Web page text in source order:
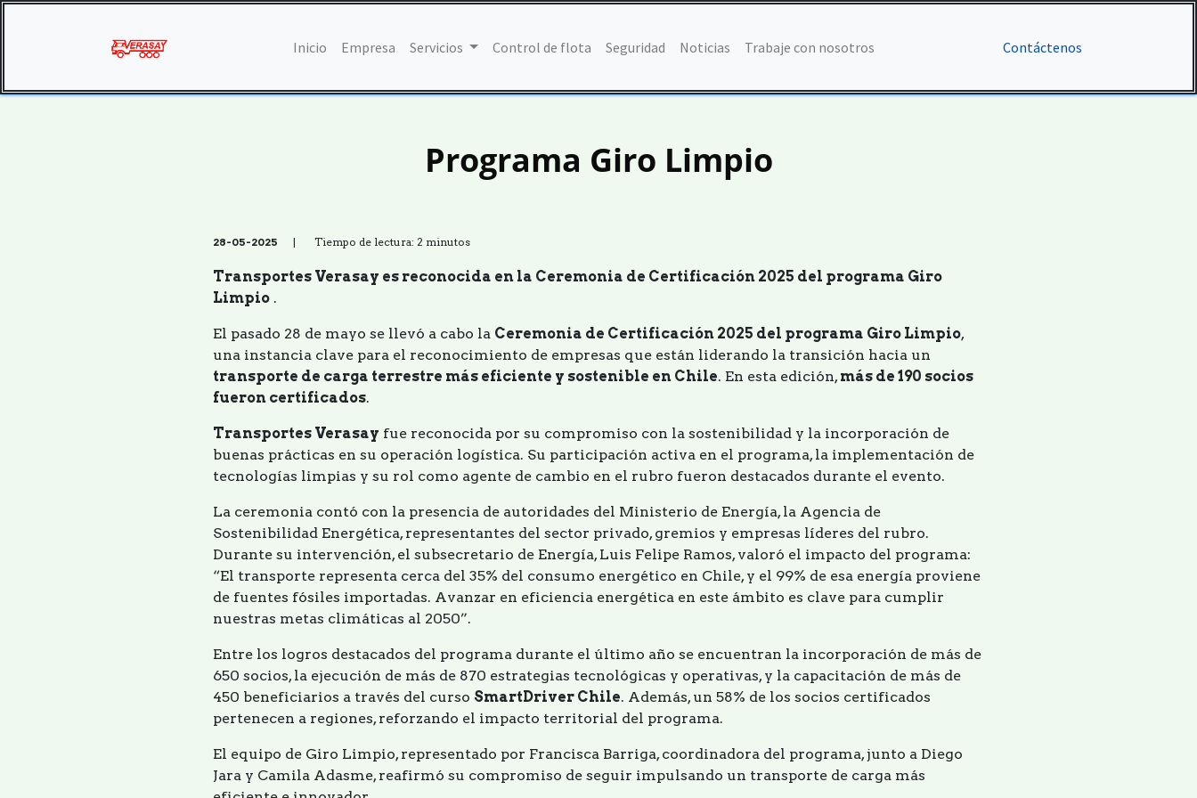
Inicio Empresa Servicios Control de flota Seguridad Noticias Trabaje con nosotros Contáctenos
Programa Giro Limpio
28-05-2025 | Tiempo de lectura: 2 minutos
Transportes Verasay es reconocida en la Ceremonia de Certificación 2025 del programa Giro
Limpio .
El pasado 28 de mayo se llevó a cabo la Ceremonia de Certificación 2025 del programa Giro Limpio,
una instancia clave para el reconocimiento de empresas que están liderando la transición hacia un
transporte de carga terrestre más eficiente y sostenible en Chile. En esta edición, más de 190 socios
fueron certificados.
Transportes Verasay fue reconocida por su compromiso con la sostenibilidad y la incorporación de
buenas prácticas en su operación logística. Su participación activa en el programa, la implementación de
tecnologías limpias y su rol como agente de cambio en el rubro fueron destacados durante el evento.
La ceremonia contó con la presencia de autoridades del Ministerio de Energía, la Agencia de
Sostenibilidad Energética, representantes del sector privado, gremios y empresas líderes del rubro.
Durante su intervención, el subsecretario de Energía, Luis Felipe Ramos, valoró el impacto del programa:
“El transporte representa cerca del 35% del consumo energético en Chile, y el 99% de esa energía proviene
de fuentes fósiles importadas. Avanzar en eficiencia energética en este ámbito es clave para cumplir
nuestras metas climáticas al 2050”.
Entre los logros destacados del programa durante el último año se encuentran la incorporación de más de
650 socios, la ejecución de más de 870 estrategias tecnológicas y operativas, y la capacitación de más de
450 beneficiarios a través del curso SmartDriver Chile. Además, un 58% de los socios certificados
pertenecen a regiones, reforzando el impacto territorial del programa.
El equipo de Giro Limpio, representado por Francisca Barriga, coordinadora del programa, junto a Diego
Jara y Camila Adasme, reafirmó su compromiso de seguir impulsando un transporte de carga más